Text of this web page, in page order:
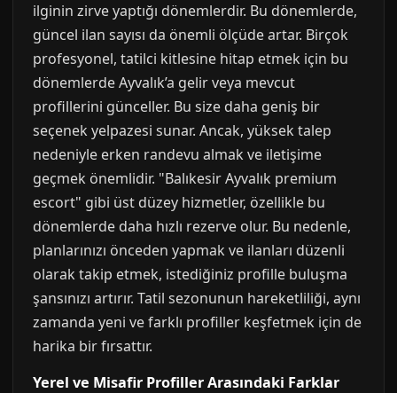
ilginin zirve yaptığı dönemlerdir. Bu dönemlerde,
güncel ilan sayısı da önemli ölçüde artar. Birçok
profesyonel, tatilci kitlesine hitap etmek için bu
dönemlerde Ayvalık’a gelir veya mevcut
profillerini günceller. Bu size daha geniş bir
seçenek yelpazesi sunar. Ancak, yüksek talep
nedeniyle erken randevu almak ve iletişime
geçmek önemlidir. "Balıkesir Ayvalık premium
escort" gibi üst düzey hizmetler, özellikle bu
dönemlerde daha hızlı rezerve olur. Bu nedenle,
planlarınızı önceden yapmak ve ilanları düzenli
olarak takip etmek, istediğiniz profille buluşma
şansınızı artırır. Tatil sezonunun hareketliliği, aynı
zamanda yeni ve farklı profiller keşfetmek için de
harika bir fırsattır.
Yerel ve Misafir Profiller Arasındaki Farklar